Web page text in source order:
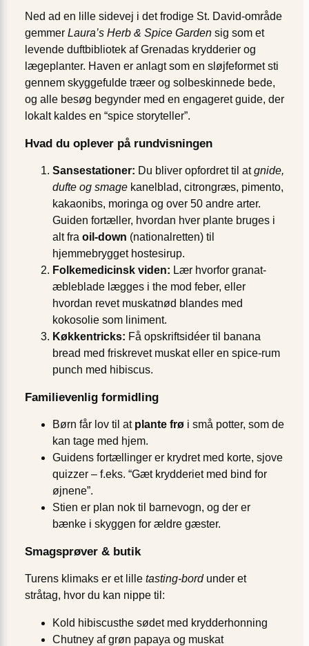
Ned ad en lille sidevej i det frodige St. David-område
gemmer Laura’s Herb & Spice Garden sig som et
levende duftbibliotek af Grenadas krydderier og
lægeplanter. Haven er anlagt som en sløjfe­formet sti
gennem skyggefulde træer og solbeskinnede bede,
og alle besøg begynder med en engageret guide, der
lokalt kaldes en “spice storyteller”.
Hvad du oplever på rundvisningen
Sanse­stationer: Du bliver opfordret til atgnide,
dufte og smage kanelblad, citrongræs, pimento,
kakao­nibs, moringa og over 50 andre arter.
Guiden fortæller, hvordan hver plante bruges i
alt fra oil-down (nationalretten) til
hjemmebrygget hostesirup.
Folkemedicinsk viden: Lær hvorfor granat­
æbleblade lægges i the mod feber, eller
hvordan revet muskatnød blandes med
kokosolie som liniment.
Køkken­tricks: Få opskriftsidéer til banana
bread med friskrevet muskat eller en spice-rum
punch med hibiscus.
Familievenlig formidling
Børn får lov til at plante frø i små potter, som de
kan tage med hjem.
Guidens fortællinger er krydret med korte, sjove
quizzer – f.eks. “Gæt krydderiet med bind for
øjnene”.
Stien er plan nok til barnevogn, og der er
bænke i skyggen for ældre gæster.
Smagsprøver & butik
Turens klimaks er et lille tasting-bordunder et
stråtag, hvor du kan nippe til:
Kold hibiscusthe sødet med krydderhonning
Chutney af grøn papaya og muskat